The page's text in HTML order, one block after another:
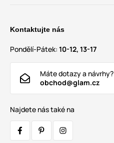
Kontaktujte nás
Pondělí-Pátek: 10-12, 13-17
Máte dotazy a návrhy?
obchod@glam.cz
Najdete nás také na